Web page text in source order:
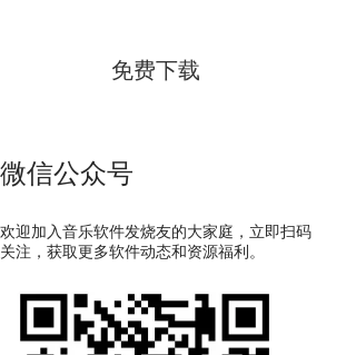
免费下载
微信公众号
欢迎加入音乐软件发烧友的大家庭，立即扫码
关注，获取更多软件动态和资源福利。